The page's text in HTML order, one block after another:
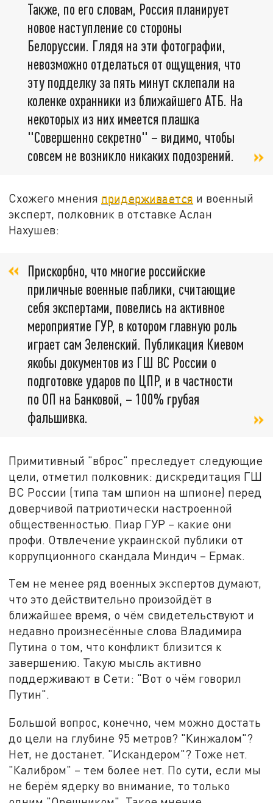
Также, по его словам, Россия планирует
новое наступление со стороны
Белоруссии. Глядя на эти фотографии,
невозможно отделаться от ощущения, что
эту подделку за пять минут склепали на
коленке охранники из ближайшего АТБ. На
некоторых из них имеется плашка
"Совершенно секретно" – видимо, чтобы
совсем не возникло никаких подозрений.
Схожего мнения придерживается и военный
эксперт, полковник в отставке Аслан
Нахушев:
Прискорбно, что многие российские
приличные военные паблики, считающие
себя экспертами, повелись на активное
мероприятие ГУР, в котором главную роль
играет сам Зеленский. Публикация Киевом
якобы документов из ГШ ВС России о
подготовке ударов по ЦПР, и в частности
по ОП на Банковой, – 100% грубая
фальшивка.
Примитивный "вброс" преследует следующие
цели, отметил полковник: дискредитация ГШ
ВС России (типа там шпион на шпионе) перед
доверчивой патриотически настроенной
общественностью. Пиар ГУР – какие они
профи. Отвлечение украинской публики от
коррупционного скандала Миндич – Ермак.
Тем не менее ряд военных экспертов думают,
что это действительно произойдёт в
ближайшее время, о чём свидетельствуют и
недавно произнесённые слова Владимира
Путина о том, что конфликт близится к
завершению. Такую мысль активно
поддерживают в Сети: "Вот о чём говорил
Путин".
Большой вопрос, конечно, чем можно достать
до цели на глубине 95 метров? "Кинжалом"?
Нет, не достанет. "Искандером"? Тоже нет.
"Калибром" – тем более нет. По сути, если мы
не берём ядерку во внимание, то только